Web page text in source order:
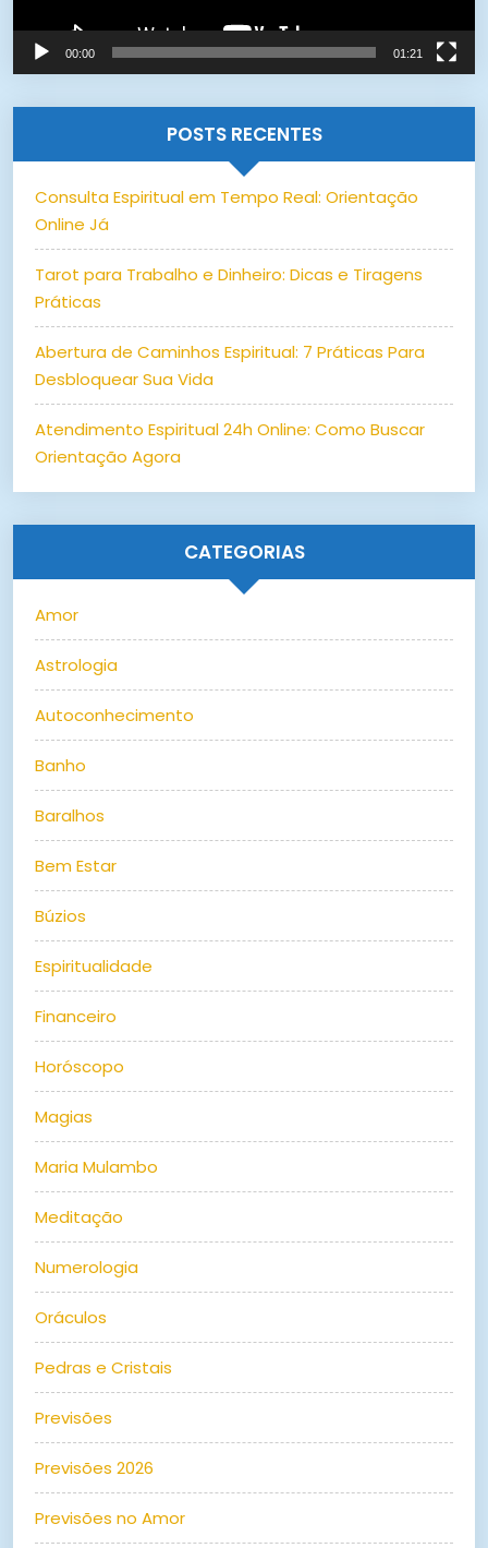
00:00 01:21
POSTS RECENTES
Consulta Espiritual em Tempo Real: Orientação
Online Já
Tarot para Trabalho e Dinheiro: Dicas e Tiragens
Práticas
Abertura de Caminhos Espiritual: 7 Práticas Para
Desbloquear Sua Vida
Atendimento Espiritual 24h Online: Como Buscar
Orientação Agora
CATEGORIAS
Amor
Astrologia
Autoconhecimento
Banho
Baralhos
Bem Estar
Búzios
Espiritualidade
Financeiro
Horóscopo
Magias
Maria Mulambo
Meditação
Numerologia
Oráculos
Pedras e Cristais
Previsões
Previsões 2026
Previsões no Amor